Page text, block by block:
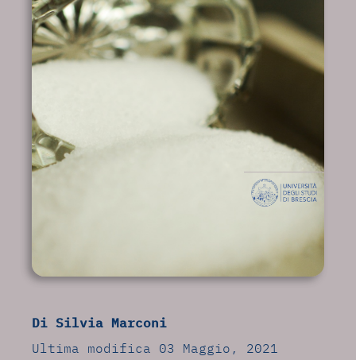
Di Silvia Marconi
Ultima modifica 03 Maggio, 2021